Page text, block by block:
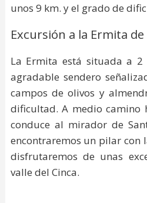
unos 9 km. y el grado de
Excursión a la Ermita de
La Ermita está situada a
agradable sendero
campos de olivos y
dificultad. A medio camino
conduce al mirador de
encontraremos un pilar con
disfrutaremos de unas
valle del Cinca.